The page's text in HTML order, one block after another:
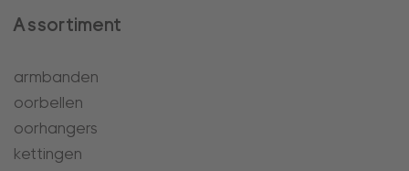
Assortiment
armbanden
oorbellen
oorhangers
kettingen